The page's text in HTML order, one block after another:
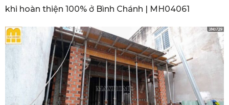
khi hoàn thiện 100% ở Bình Chánh | MH04061